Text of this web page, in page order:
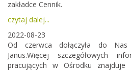
zakładce Cennik.
czytaj dalej...
2022-08-23
Od czerwca dołączyła do
Janus.Więcej szczegółowych
pracujących w Ośrodku